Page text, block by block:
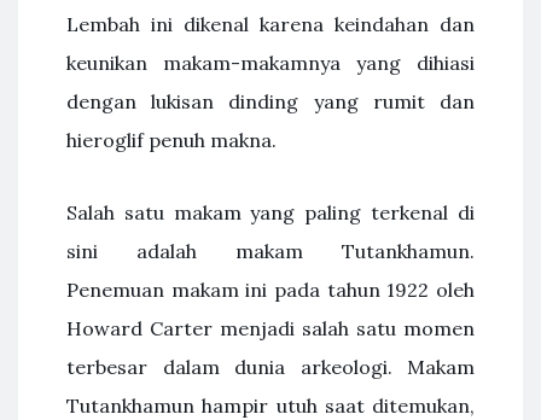
Lembah ini dikenal karena keindahan dan
keunikan makam-makamnya yang dihiasi
dengan lukisan dinding yang rumit dan
hieroglif penuh makna.
Salah satu makam yang paling terkenal di
sini adalah makam Tutankhamun.
Penemuan makam ini pada tahun 1922 oleh
Howard Carter menjadi salah satu momen
terbesar dalam dunia arkeologi. Makam
Tutankhamun hampir utuh saat ditemukan,